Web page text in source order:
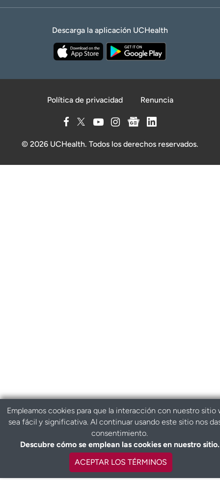
Descarga la aplicación UCHealth
Política de privacidad Renuncia
© 2026 UCHealth. Todos los derechos reservados.
Empleamos cookies para que la interacción con nuestro sitio
sea fácil y significativa. Al continuar usando este sitio nos
consentimiento.
Descubre cómo se emplean las cookies en nuestro sitio.
ACEPTAR LOS TÉRMINOS